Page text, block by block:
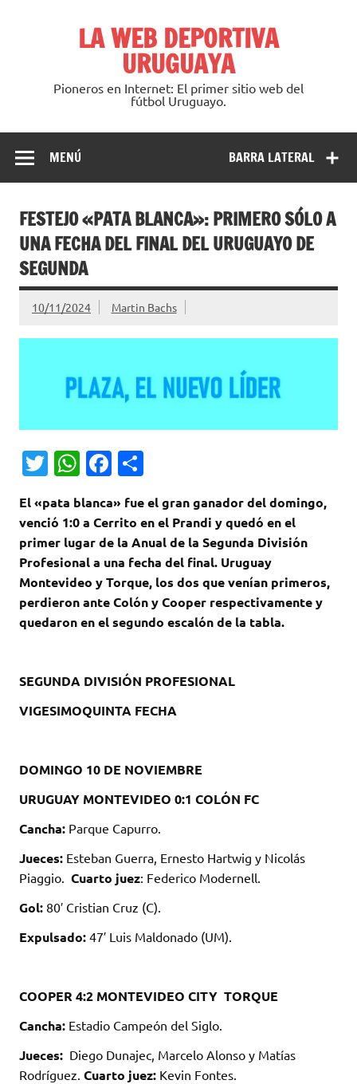
LA WEB DEPORTIVA
URUGUAYA
Pioneros en Internet: El primer sitio web del
fútbol Uruguayo.
BARRA LATERAL
MENÚ
FESTEJO «PATA BLANCA»: PRIMERO SÓLO A
UNA FECHA DEL FINAL DEL URUGUAYO DE
SEGUNDA
10/11/2024 Martin Bachs
T
it
te
r
W
at
s
A
p
p
Fa
e
b
o
o
k
m
p
ar
ti
r
El «pata blanca» fue el gran ganador del domingo,
venció 1:0 a Cerrito en el Prandi y quedó en el
primer lugar de la Anual de la Segunda División
Profesional a una fecha del final. Uruguay
Montevideo y Torque, los dos que venían primeros,
perdieron ante Colón y Cooper respectivamente y
quedaron en el segundo escalón de la tabla.
SEGUNDA DIVISIÓN PROFESIONAL
VIGESIMOQUINTA FECHA
DOMINGO 10 DE NOVIEMBRE
URUGUAY MONTEVIDEO 0:1 COLÓN FC
Cancha: Parque Capurro.
Jueces: Esteban Guerra, Ernesto Hartwig y Nicolás
Piaggio. Cuarto juez: Federico Modernell.
Gol: 80′ Cristian Cruz (C).
Expulsado: 47′ Luis Maldonado (UM).
COOPER 4:2 MONTEVIDEO CITY TORQUE
Cancha: Estadio Campeón del Siglo.
Jueces: Diego Dunajec, Marcelo Alonso y Matías
Rodríguez. Cuarto juez: Kevin Fontes.